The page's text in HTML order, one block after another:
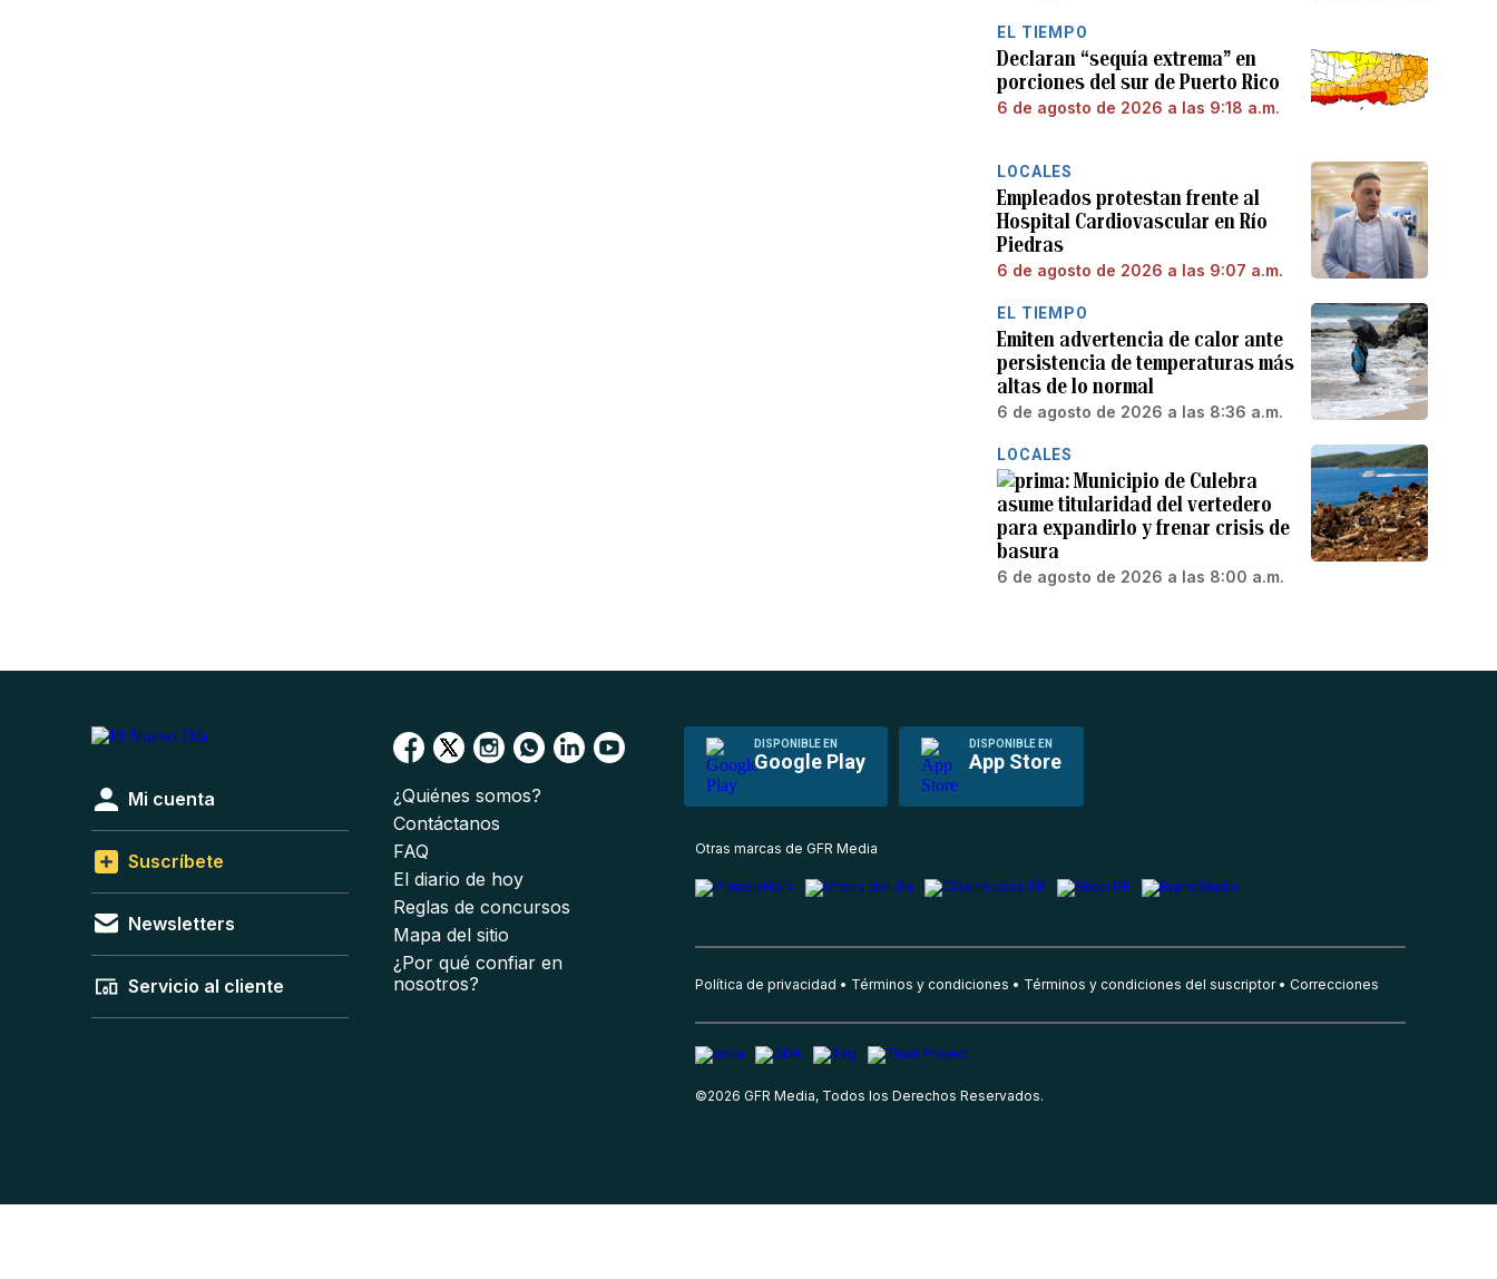
EL TIEMPO
Declaran “sequía extrema” en
porciones del sur de Puerto Rico
6 de agosto de 2026 a las 9:18 a.m.
LOCALES
Empleados protestan frente al
Hospital Cardiovascular en Río
Piedras
6 de agosto de 2026 a las 9:07 a.m.
EL TIEMPO
Emiten advertencia de calor ante
persistencia de temperaturas más
altas de lo normal
6 de agosto de 2026 a las 8:36 a.m.
LOCALES
Municipio de Culebra
asume titularidad del vertedero
para expandirlo y frenar crisis de
basura
6 de agosto de 2026 a las 8:00 a.m.
DISPONIBLE EN
Google Play
DISPONIBLE EN
App Store
Mi cuenta
Suscríbete
Newsletters
Servicio al cliente
¿Quiénes somos?
Contáctanos
FAQ
El diario de hoy
Reglas de concursos
Mapa del sitio
¿Por qué confiar en
nosotros?
Otras marcas de GFR Media
Política de privacidad Términos y condiciones Términos y condiciones del suscriptor Correcciones
©2026 GFR Media, Todos los Derechos Reservados.